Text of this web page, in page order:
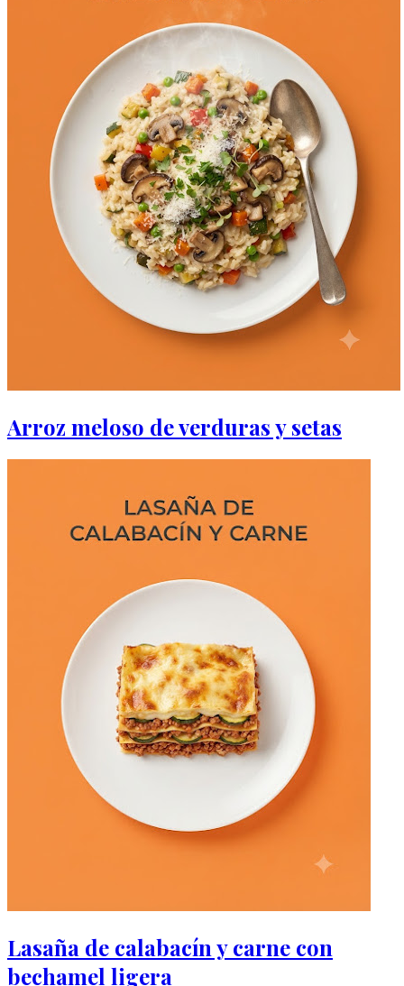
Arroz meloso de verduras y setas
Lasaña de calabacín y carne con
bechamel ligera